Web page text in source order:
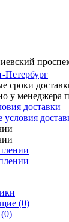
Петербург
сроки
у менеджера
доставки
(0)
0)